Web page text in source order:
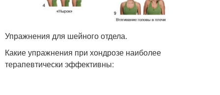
Упражнения для шейного отдела.
Какие упражнения при хондрозе наиболее
терапевтически эффективны: